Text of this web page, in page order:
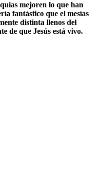
mejoren lo que han
fantástico que el mesías
distinta llenos del
de que Jesús está vivo.